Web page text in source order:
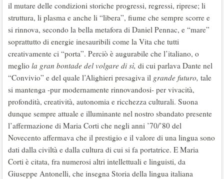
il mutare delle condizioni storiche progressi, regressi, riprese; li
struttura, li plasma e anche li “libera”, fiume che sempre scorre e
si rinnova, secondo la bella metafora di Daniel Pennac, e “mare”
soprattutto di energie inesauribili come la Vita che tutti
creativamente ci “porta”. Perciò è augurabile che l’italiano, o
meglio la gran bontade del volgare di sì, di cui parlava Dante nel
“Convivio” e del quale l’Alighieri presagiva il grande futuro, tale
si mantenga -pur modernamente rinnovandosi- per vivacità,
profondità, creatività, autonomia e ricchezza culturali. Suona
dunque sempre attuale e illuminante nel nostro sbandato presente
l’affermazione di Maria Corti che negli anni ’70/’80 del
Novecento affermava che il prestigio e il valore di una lingua sono
dati dalla civiltà e dalla cultura di cui si fa portatrice. E Maria
Corti è citata, fra numerosi altri intellettuali e linguisti, da
Giuseppe Antonelli, che insegna Storia della lingua italiana